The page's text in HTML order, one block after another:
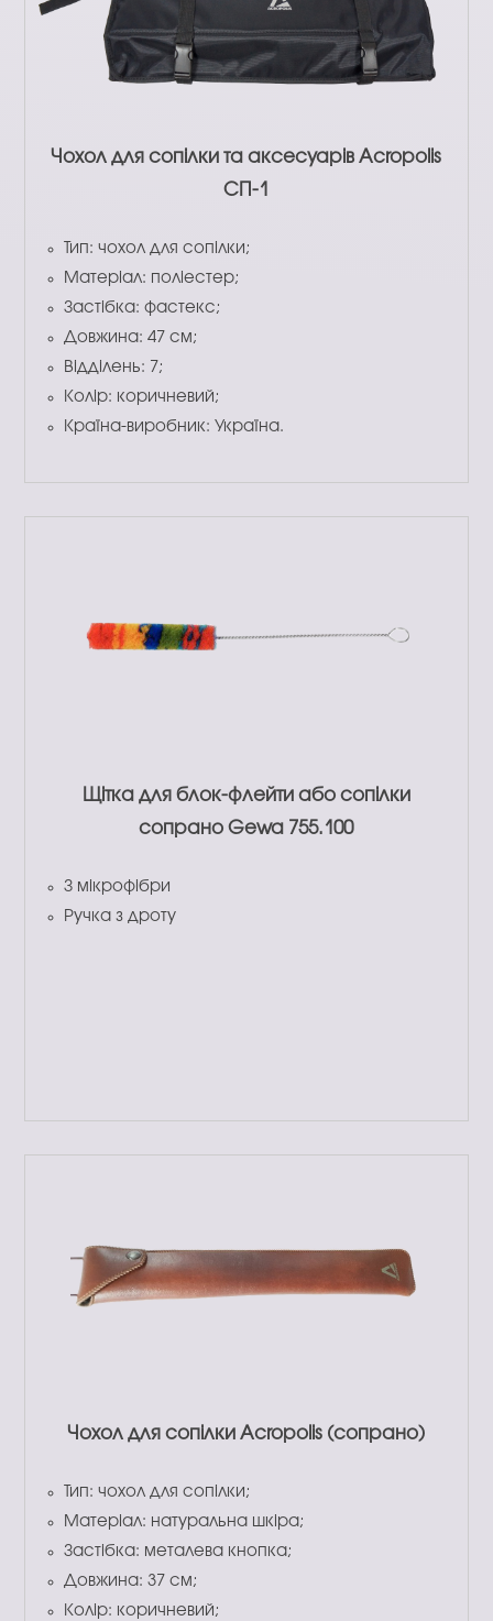
Чохол для сопілки та аксесуарів Acropolis
СП-1
Тип: чохол для сопілки;
Матеріал: поліестер;
Застібка: фастекс;
Довжина: 47 см;
Відділень: 7;
Колір: коричневий;
Країна-виробник: Україна.
Щітка для блок-флейти або сопілки
сопрано Gewa 755.100
З мікрофібри
Ручка з дроту
Чохол для сопілки Acropolis (сопрано)
Тип: чохол для сопілки;
Матеріал: натуральна шкіра;
Застібка: металева кнопка;
Довжина: 37 см;
Колір: коричневий;